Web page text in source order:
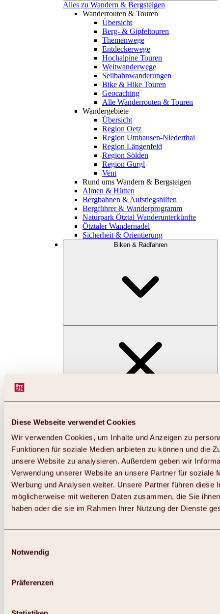
Diese Webseite verwendet Cookies
Wir verwenden Cookies, um Inhalte und Anzeigen zu
Funktionen für soziale Medien anbieten zu können und die
unsere Website zu analysieren. Außerdem geben wir
Verwendung unserer Website an unsere Partner für soziale
Werbung und Analysen weiter. Unsere Partner führen diese
möglicherweise mit weiteren Daten zusammen, die Sie
haben oder die sie im Rahmen Ihrer Nutzung der Dienste
Notwendig
Präferenzen
Alles zu Wandern & Bergsteigen
Wanderrouten & Touren
Übersicht
Berg- & Gipfeltouren
Themenwege
Entdeckerwege
Hochalpine Touren
Weitwanderwege
Seilbahnwanderungen
Bike & Hike Touren
Geocaching
Alle Wanderrouten & Touren
Wandergebiete
Übersicht
Region Oetz
Region Umhausen-Niederthai
Region Längenfeld
Region Sölden
Region Gurgl
Vent
Rund ums Wandern & Bergsteigen
Almen & Hütten
Bergbahnen & Aufstiegshilfen
Bergführer & Wanderprogramm
Naturpark Ötztal Wanderunterkünfte
Ötztaler Wandernadel
Sicherheit & Orientierung
Biken & Radfahren